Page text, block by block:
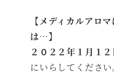
【メディカルアロ
は…】
２０２２年１月１２
にいらしてください